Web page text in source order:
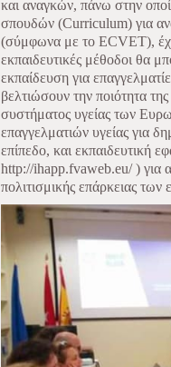
και αναγκών, πάνω στην
σπουδών (Curriculum) για
(σύμφωνα με το ECVET),
εκπαιδευτικές μέθοδοι θα
εκπαίδευση για
βελτιώσουν την ποιότητα
συστήματος υγείας των
επαγγελματιών υγείας για
επίπεδο, και
http://ihapp.fvaweb.eu/ ) για
πολιτισμικής επάρκειας